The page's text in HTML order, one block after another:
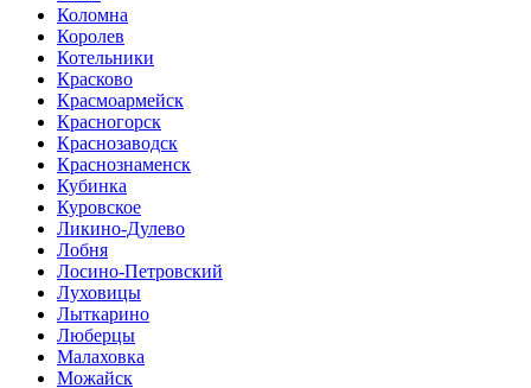
Коломна
Королев
Котельники
Красково
Красмоармейск
Красногорск
Краснозаводск
Краснознаменск
Кубинка
Куровское
Ликино-Дулево
Лобня
Лосино-Петровский
Луховицы
Лыткарино
Люберцы
Малаховка
Можайск